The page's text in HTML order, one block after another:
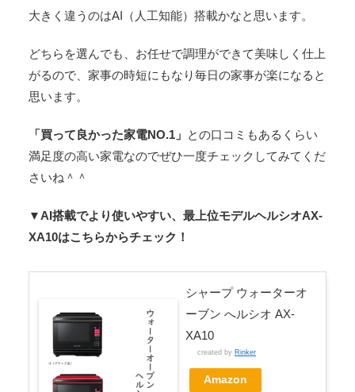
大きく違うのはAI（人工知能）搭載かなと思います。
どちらを選んでも、お任せで調理ができて美味しく仕上
がるので、家事の時短にもなり毎日の家事が楽になると
思います。
「買って良かった家電NO.1」 との口コミもあるくらい
満足度の高い家電なのでぜひ一度チェックしてみてくだ
さいね＾＾
▼AI搭載でより使いやすい、最上位モデルヘルシオAX-
XA10はこちらからチェック！
シャープ ウォーターオ
ーブン へルシオ AX-
XA10
created by Rinker
Amazon